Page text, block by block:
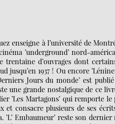
enseigne à l’université de
’underground’ nord-
trentaine d’ouvrages dont
1937 ! Ou encore ’Lénine
Jours du monde’ est
une grande nostalgique de ce
’Les Martagons’ qui remporte
et consacre plusieurs de ses
Embaumeur’ reste son